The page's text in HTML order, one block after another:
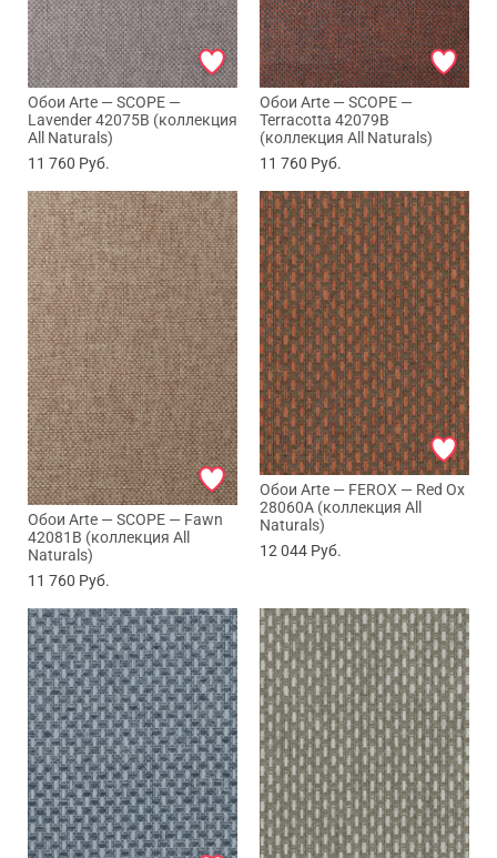
Обои Arte — SCOPE —
Lavender 42075B (коллекция
All Naturals)
11 760 Руб.
Обои Arte — SCOPE —
Terracotta 42079B
(коллекция All Naturals)
11 760 Руб.
Обои Arte — SCOPE — Fawn
42081B (коллекция All
Naturals)
11 760 Руб.
Обои Arte — FEROX — Red Ox
28060A (коллекция All
Naturals)
12 044 Руб.